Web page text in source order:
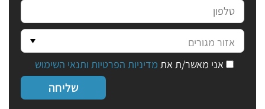
אני מאשר/ת את מדיניות הפרטיות ותנאי השימוש